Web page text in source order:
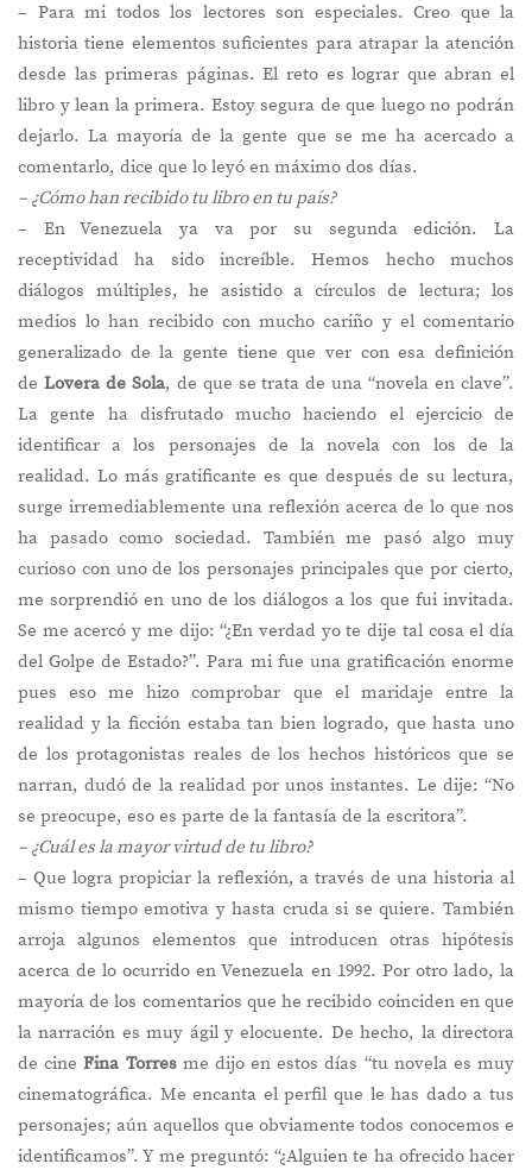
– Para mi todos los lectores son especiales. Creo que la
historia tiene elementos suficientes para atrapar la atención
desde las primeras páginas. El reto es lograr que abran el
libro y lean la primera. Estoy segura de que luego no podrán
dejarlo. La mayoría de la gente que se me ha acercado a
comentarlo, dice que lo leyó en máximo dos días.
– ¿Cómo han recibido tu libro en tu país?
– En Venezuela ya va por su segunda edición. La
receptividad ha sido increíble. Hemos hecho muchos
diálogos múltiples, he asistido a círculos de lectura; los
medios lo han recibido con mucho cariño y el comentario
generalizado de la gente tiene que ver con esa definición
de Lovera de Sola, de que se trata de una “novela en clave”.
La gente ha disfrutado mucho haciendo el ejercicio de
identificar a los personajes de la novela con los de la
realidad. Lo más gratificante es que después de su lectura,
surge irremediablemente una reflexión acerca de lo que nos
ha pasado como sociedad. También me pasó algo muy
curioso con uno de los personajes principales que por cierto,
me sorprendió en uno de los diálogos a los que fui invitada.
Se me acercó y me dijo: “¿En verdad yo te dije tal cosa el día
del Golpe de Estado?”. Para mi fue una gratificación enorme
pues eso me hizo comprobar que el maridaje entre la
realidad y la ficción estaba tan bien logrado, que hasta uno
de los protagonistas reales de los hechos históricos que se
narran, dudó de la realidad por unos instantes. Le dije: “No
se preocupe, eso es parte de la fantasía de la escritora”.
– ¿Cuál es la mayor virtud de tu libro?
– Que logra propiciar la reflexión, a través de una historia al
mismo tiempo emotiva y hasta cruda si se quiere. También
arroja algunos elementos que introducen otras hipótesis
acerca de lo ocurrido en Venezuela en 1992. Por otro lado, la
mayoría de los comentarios que he recibido coinciden en que
la narración es muy ágil y elocuente. De hecho, la directora
de cineFina Torresme dijo en estos días “tu novela es muy
cinematográfica. Me encanta el perfil que le has dado a tus
personajes; aún aquellos que obviamente todos conocemos e
identificamos”. Y me preguntó: “¿Alguien te ha ofrecido hacer